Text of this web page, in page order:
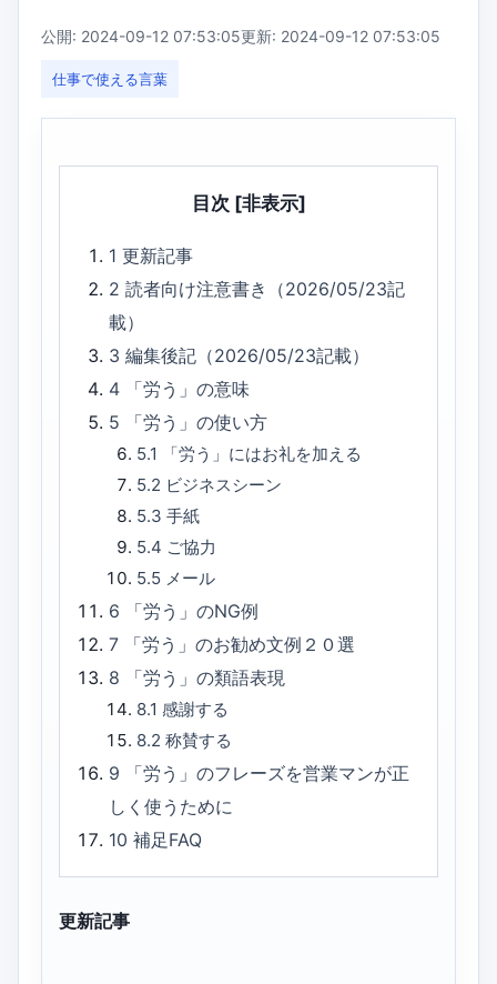
公開: 2024-09-12 07:53:05更新: 2024-09-12 07:53:05
仕事で使える言葉
目次 [非表示]
1更新記事
2読者向け注意書き（2026/05/23記
載）
3編集後記（2026/05/23記載）
4
「労う」の意味
5
「労う」の使い方
5.1
「労う」にはお礼を加える
5.2 ビジネスシーン
5.3 手紙
5.4 ご協力
5.5 メール
6
「労う」のNG例
7
「労う」のお勧め文例２０選
8
「労う」の類語表現
8.1 感謝する
8.2 称賛する
9
「労う」のフレーズを営業マンが正
しく使うために
10補足FAQ
更新記事